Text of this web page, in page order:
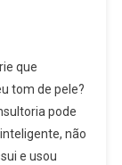
que
tom de pele?
pode
não
e usou